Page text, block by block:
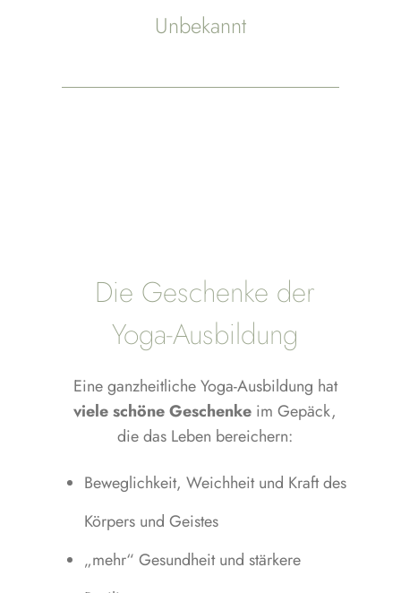
Unbekannt
Die Geschenke der
Yoga-Ausbildung
Eine ganzheitliche Yoga-Ausbildung hat
viele schöne Geschenke im Gepäck,
die das Leben bereichern:
Beweglichkeit, Weichheit und Kraft des
Körpers und Geistes
„mehr“ Gesundheit und stärkere